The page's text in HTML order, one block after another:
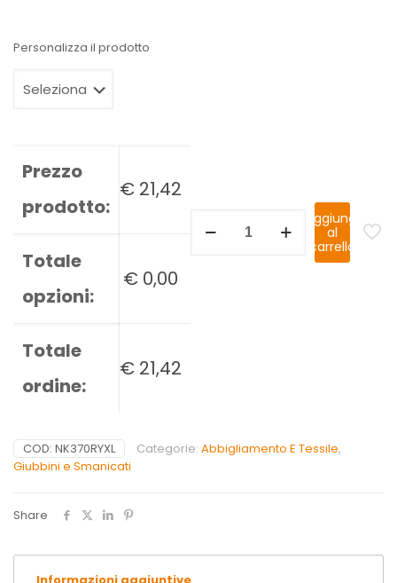
Personalizza il prodotto
Prezzo
prodotto:
€ 21,42
Totale
opzioni:
€ 0,00
Totale
ordine:
€ 21,42
Aggiungi
al
carrello
COD: NK370RYXL Categorie: Abbigliamento E Tessile,
Giubbini e Smanicati
Share